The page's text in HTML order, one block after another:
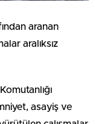
aranan
aralıksız
asayiş ve